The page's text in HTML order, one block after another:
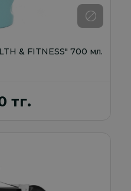
& FITNESS" 700 мл.
тг.